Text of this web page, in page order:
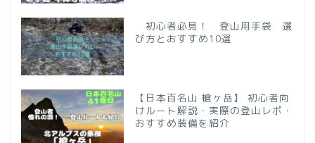
初心者必見！ 登山用手袋 選
び方とおすすめ10選
【日本百名山 槍ヶ岳】 初心者向
けルート解説・実際の登山レポ・
おすすめ装備を紹介